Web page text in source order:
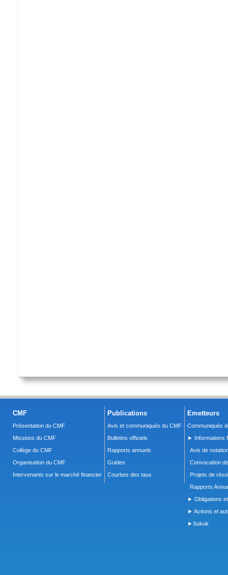
CMF
Présentation du CMF
Missions du CMF
Collège du CMF
Organisation du CMF
Intervenants sur le marché financier
Publications
Avis et communiqués du CMF
Bulletins officiels
Rapports annuels
Guides
Courbes des taux
Emetteurs
Communiqués
► Informations
Avis de
Convocation
Projets de
Rapports
► Obligations
► Actions et
►Sukuk